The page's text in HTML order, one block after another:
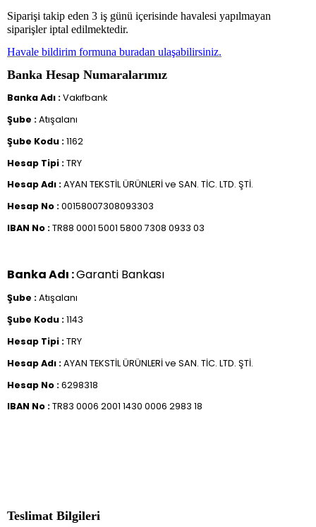
Siparişi takip eden 3 iş günü içerisinde havalesi yapılmayan
siparişler iptal edilmektedir.
Havale bildirim formuna buradan ulaşabilirsiniz.
Banka Hesap Numaralarımız
Banka Adı :Vakıfbank
Şube :Atışalanı
Şube Kodu :1162
Hesap Tipi :TRY
Hesap Adı :AYAN TEKSTİL ÜRÜNLERİ ve SAN. TİC. LTD. ŞTİ.
Hesap No :00158007308093303
IBAN No :TR88 0001 5001 5800 7308 0933 03
Banka Adı :Garanti Bankası
Şube :Atışalanı
Şube Kodu :1143
Hesap Tipi :TRY
Hesap Adı :AYAN TEKSTİL ÜRÜNLERİ ve SAN. TİC. LTD. ŞTİ.
Hesap No :6298318
IBAN No :TR83 0006 2001 1430 0006 2983 18
Teslimat Bilgileri